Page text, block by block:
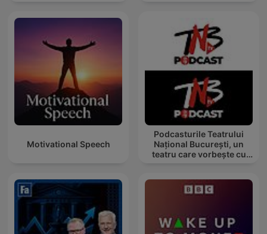
Motivational Speech
Podcasturile Teatrului
Național București, un
teatru care vorbește cu